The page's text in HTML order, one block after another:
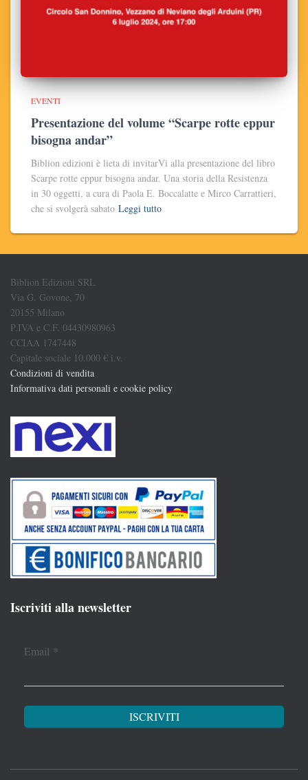
EVENTI
Presentazione del volume “Scarpe rotte eppur
bisogna andar”
Biblion edizioni è lieta di invitarVi alla presentazione del libro
Scarpe rotte eppur bisogna andar. Una storia della Resistenza
in 30 oggetti, a cura di Paola E. Boccalatte e Mirco Carrattieri,
che si svolgerà sabato Leggi tutto
Biblion Edizioni SRL
Via G. Govone, 70
20155 Milano
P.IVA e C.F. 04430980963
CCIAA 1747448
Capitale sociale 10.000 € i.v.
Condizioni di vendita
Informativa dati personali e cookie policy
Iscriviti alla newsletter
Email *